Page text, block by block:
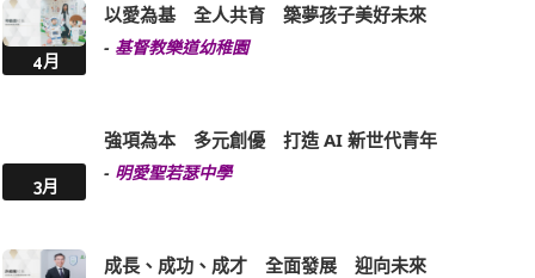
4月
以愛為基 全人共育 築夢孩子美好未來
- 基督教樂道幼稚園
3月
強項為本 多元創優 打造 AI 新世代青年
- 明愛聖若瑟中學
成長、成功、成才 全面發展 迎向未來